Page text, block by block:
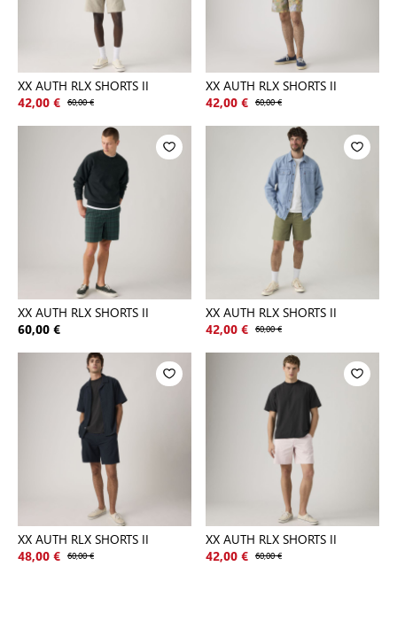
XX AUTH RLX SHORTS II
42,00 € 60,00 €
XX AUTH RLX SHORTS II
42,00 € 60,00 €
XX AUTH RLX SHORTS II
60,00 €
XX AUTH RLX SHORTS II
42,00 € 60,00 €
XX AUTH RLX SHORTS II
48,00 € 60,00 €
XX AUTH RLX SHORTS II
42,00 € 60,00 €